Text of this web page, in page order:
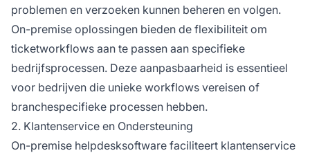
tegenstelling tot cloud-gebaseerde
oplossingen geeft on-premise
helpdesksoftware organisaties volledige
controle over hun data, beveiliging en
aanpassingsmogelijkheden. Deze woordenlijst
verkent de verschillende aspecten van on-
premise helpdesksoftware, waaronder de
functies, voordelen en aandachtspunten bij
implementatie.
problemen en verzoeken kunnen beheren en volgen.
On-premise oplossingen bieden de flexibiliteit om
ticketworkflows aan te passen aan specifieke
bedrijfsprocessen. Deze aanpasbaarheid is essentieel
voor bedrijven die unieke workflows vereisen of
branchespecifieke processen hebben.
2. Klantenservice en Ondersteuning
On-premise helpdesksoftware faciliteert klantenservice